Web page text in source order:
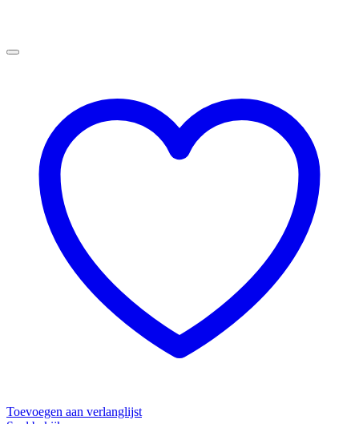
Toevoegen aan verlanglijst